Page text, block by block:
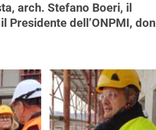
arch. Stefano Boeri, il
dell’ONPMI, don